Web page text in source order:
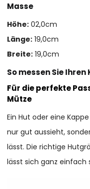
Masse
Höhe: 02,0cm
Länge: 19,0cm
Breite: 19,0cm
So messen Sie
Für die perfekte
Mütze
Ein Hut oder eine
nur gut aussieht,
lässt. Die richtige
lässt sich ganz einfach